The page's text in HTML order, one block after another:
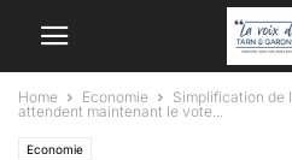
Home Economie
Simplification de
attendent maintenant le vote...
Economie